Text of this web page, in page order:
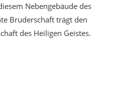
Nebengebäude des
Bruderschaft trägt den
des Heiligen Geistes.